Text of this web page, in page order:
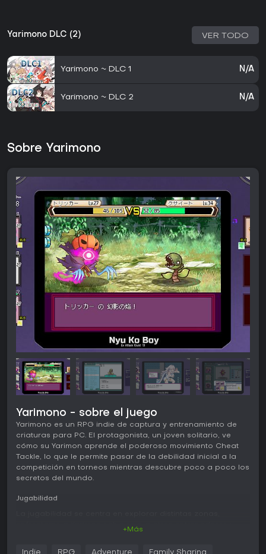
Yarimono DLC (2) VER TODO
Yarimono ~ DLC 1 N/A
Yarimono ~ DLC 2 N/A
Sobre Yarimono
Yarimono - sobre el juego
Yarimono es un RPG indie de captura y entrenamiento de
criaturas para PC. El protagonista, un joven solitario, ve
cómo su Yarimon aprende el poderoso movimiento Cheat
Tackle, lo que le permite pasar de la debilidad inicial a la
competición en torneos mientras descubre poco a poco los
secretos del mundo.
Jugabilidad
+Más